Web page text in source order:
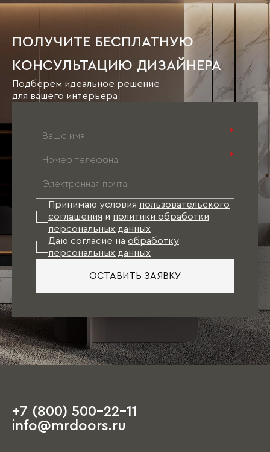
ПОЛУЧИТЕ БЕСПЛАТНУЮ
КОНСУЛЬТАЦИЮ ДИЗАЙНЕРА
Подберём идеальное решение
для вашего интерьера
*
*
Принимаю условия пользовательского
соглашения и политики обработки
персональных данных
Даю согласие на обработку
персональных данных
ОСТАВИТЬ ЗАЯВКУ
+7 (800) 500-22-11
info@mrdoors.ru